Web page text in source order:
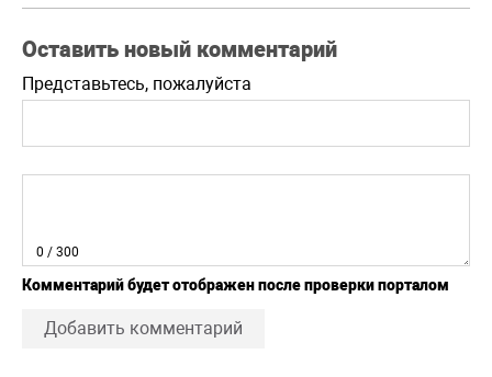
Оставить новый комментарий
Представьтесь, пожалуйста
0 / 300
Комментарий будет отображен после проверки порталом
Добавить комментарий